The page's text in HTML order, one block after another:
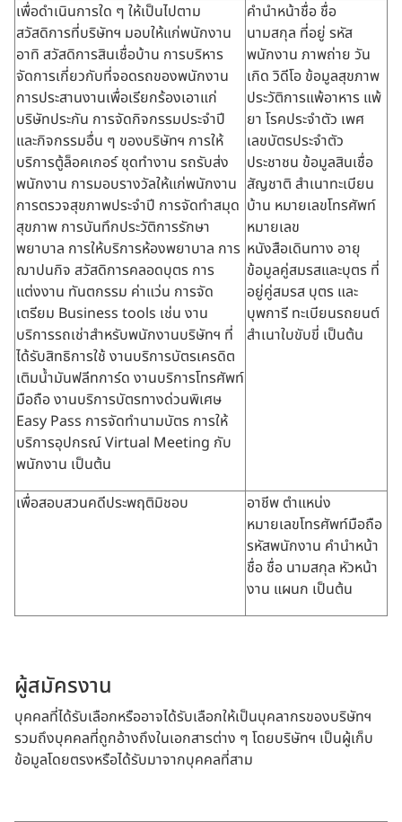
เพื่อดำเนินการใด ๆ ให้เป็นไปตาม
สวัสดิการที่บริษัทฯ มอบให้แก่พนักงาน
อาทิ สวัสดิการสินเชื่อบ้าน การบริหาร
จัดการเกี่ยวกับที่จอดรถของพนักงาน
การประสานงานเพื่อเรียกร้องเอาแก่
บริษัทประกัน การจัดกิจกรรมประจำปี
และกิจกรรมอื่น ๆ ของบริษัทฯ การให้
บริการตู้ล็อคเกอร์ ชุดทำงาน รถรับส่ง
พนักงาน การมอบรางวัลให้แก่พนักงาน
การตรวจสุขภาพประจำปี การจัดทำสมุด
สุขภาพ การบันทึกประวัติการรักษา
พยาบาล การให้บริการห้องพยาบาล การ
ฌาปนกิจ สวัสดิการคลอดบุตร การ
แต่งงาน ทันตกรรม ค่าแว่น การจัด
เตรียม Business tools เช่น งาน
บริการรถเช่าสำหรับพนักงานบริษัทฯ ที่
ได้รับสิทธิการใช้ งานบริการบัตรเครดิต
เติมน้ำมันฟลีทการ์ด งานบริการโทรศัพท์
มือถือ งานบริการบัตรทางด่วนพิเศษ
Easy Pass การจัดทำนามบัตร การให้
บริการอุปกรณ์ Virtual Meeting กับ
พนักงาน เป็นต้น
คำนำหน้าชื่อ ชื่อ
นามสกุล ที่อยู่ รหัส
พนักงาน ภาพถ่าย วัน
เกิด วิดีโอ ข้อมูลสุขภาพ
ประวัติการแพ้อาหาร แพ้
ยา โรคประจำตัว เพศ
เลขบัตรประจำตัว
ประชาชน ข้อมูลสินเชื่อ
สัญชาติ สำเนาทะเบียน
บ้าน หมายเลขโทรศัพท์
หมายเลข
หนังสือเดินทาง อายุ
ข้อมูลคู่สมรสและบุตร ที่
อยู่คู่สมรส บุตร และ
บุพการี ทะเบียนรถยนต์
สำเนาใบขับขี่ เป็นต้น
เพื่อสอบสวนคดีประพฤติมิชอบ
อาชีพ ตำแหน่ง
หมายเลขโทรศัพท์มือถือ
รหัสพนักงาน คำนำหน้า
ชื่อ ชื่อ นามสกุล หัวหน้า
งาน แผนก เป็นต้น
ผู้สมัครงาน
บุคคลที่ได้รับเลือกหรืออาจได้รับเลือกให้เป็นบุคลากรของบริษัทฯ
รวมถึงบุคคลที่ถูกอ้างถึงในเอกสารต่าง ๆ โดยบริษัทฯ เป็นผู้เก็บ
ข้อมูลโดยตรงหรือได้รับมาจากบุคคลที่สาม